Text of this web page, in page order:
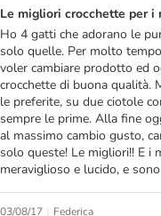
Le migliori crocchette per i
Ho 4 gatti che adorano le
solo quelle. Per molto
voler cambiare prodotto ed
crocchette di buona qualità.
le preferite, su due ciotole
sempre le prime. Alla fine
al massimo cambio gusto,
solo queste! Le migliori!! E i
meraviglioso e lucido, e
03/08/17 | Federica